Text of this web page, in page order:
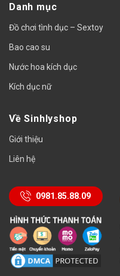
Danh mục
Đồ chơi tình dục – Sextoy
Bao cao su
Nước hoa kích dục
Kích dục nữ
Về Sinhlyshop
Giới thiệu
Liên hệ
0981.85.88.09